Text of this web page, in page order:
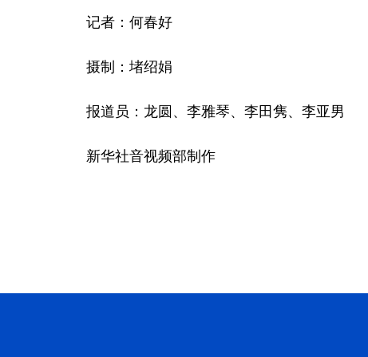
记者：何春好
摄制：堵绍娟
报道员：龙圆、李雅琴、李田隽、李亚男
新华社音视频部制作